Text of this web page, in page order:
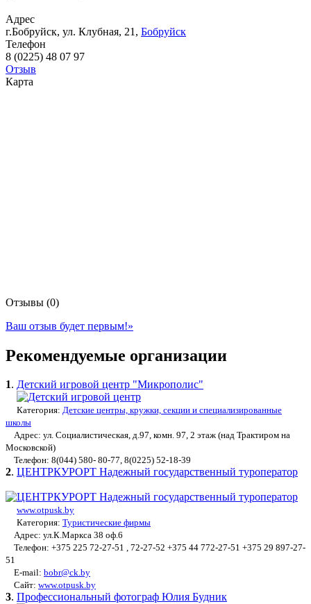
Адрес
г.Бобруйск, ул. Клубная, 21, Бобруйск
Телефон
8 (0225) 48 07 97
Отзыв
Карта
Отзывы (0)
Ваш отзыв будет первым!»
Рекомендуемые организации
1. Детский игровой центр "Микрополис"
Категория: Детские центры, кружки, секции и специализированные
школы
Адрес: ул. Социалистическая, д.97, комн. 97, 2 этаж (над Трактиром на
Московской)
Телефон: 8(044) 580- 80-77, 8(0225) 52-18-39
2. ЦЕНТРКУРОРТ Надежный государственный туроператор
www.otpusk.by
Категория: Туристические фирмы
Адрес: ул.К.Маркса 38 оф.6
Телефон: +375 225 72-27-51 , 72-27-52 +375 44 772-27-51 +375 29 897-27-
51
E-mail: bobr@ck.by
Сайт: www.otpusk.by
3. Профессиональный фотограф Юлия Будник